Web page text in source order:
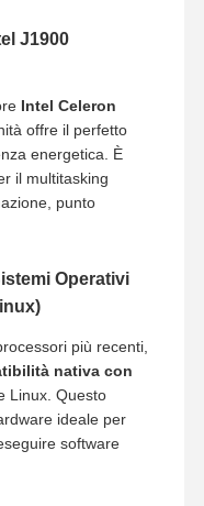
J1900
Intel Celeron
offre il perfetto
energetica. È
il multitasking
punto
Operativi
più recenti,
nativa con
Linux. Questo
ideale per
software